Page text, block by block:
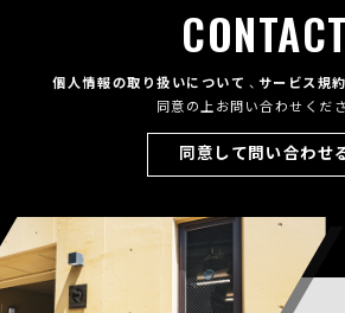
CONTACT
個人情報の取り扱いについて 、 サービス規約
同意の上お問い合わせくださ
同意して問い合わせ